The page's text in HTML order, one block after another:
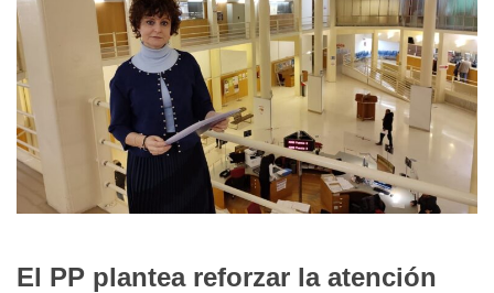
El PP plantea reforzar la atención